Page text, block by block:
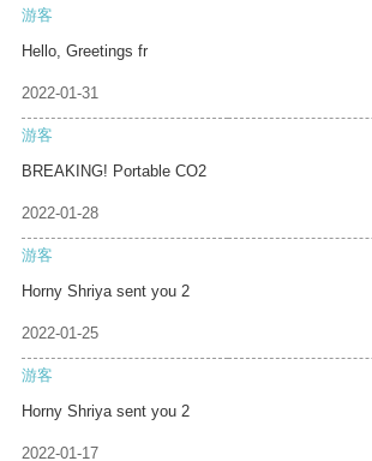
游客
Hello, Greetings fr
2022-01-31
游客
BREAKING! Portable CO2
2022-01-28
游客
Horny Shriya sent you 2
2022-01-25
游客
Horny Shriya sent you 2
2022-01-17